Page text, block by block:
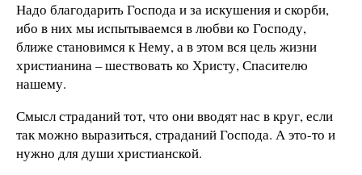
Надо благодарить Господа и за искушения и скорби,
ибо в них мы испытываемся в любви ко Господу,
ближе становимся к Нему, а в этом вся цель жизни
христианина – шествовать ко Христу, Спасителю
нашему.
Смысл страданий тот, что они вводят нас в круг, если
так можно выразиться, страданий Господа. А это-то и
нужно для души христианской.